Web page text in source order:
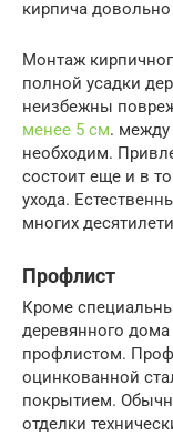
кирпича
Монтаж
полной усадки
неизбежны
менее 5 см. между
необходим.
состоит еще и в
ухода.
многих
Профлист
Кроме
деревянного
профлистом.
оцинкованной
покрытием.
отделки